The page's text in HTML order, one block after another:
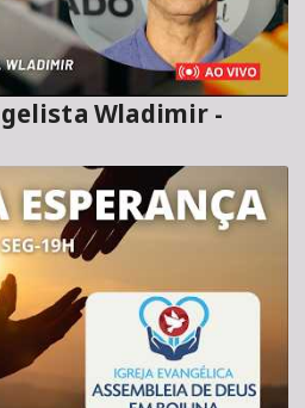
Wladimir -